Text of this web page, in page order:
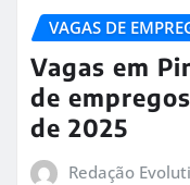
VAGAS DE
Vagas em
de
de 2025
Redação